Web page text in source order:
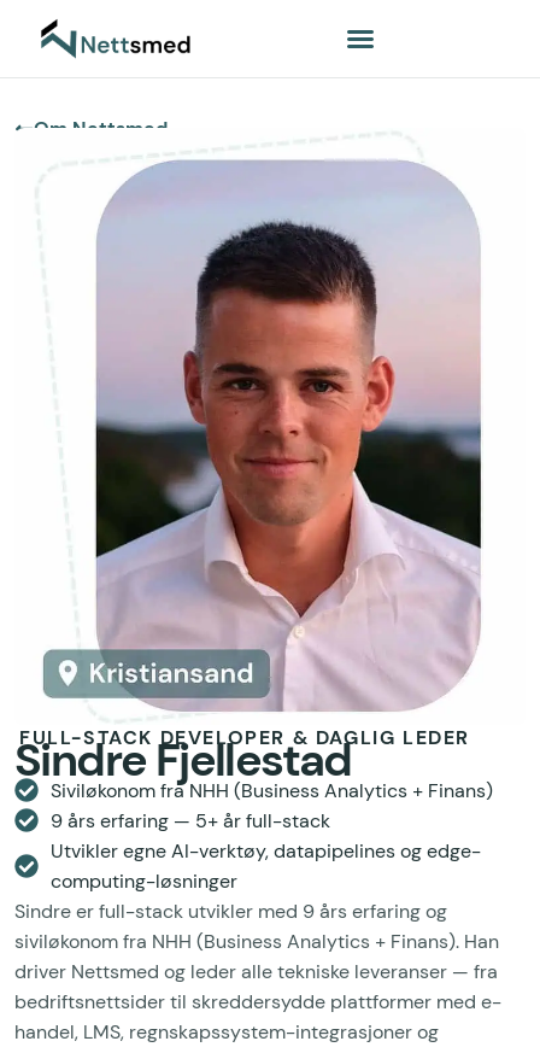
Om Nettsmed
FULL-STACK DEVELOPER & DAGLIG LEDER
Sindre Fjellestad
Siviløkonom fra NHH (Business Analytics + Finans)
9 års erfaring — 5+ år full-stack
Utvikler egne AI-verktøy, datapipelines og edge-
computing-løsninger
Sindre er full-stack utvikler med 9 års erfaring og
siviløkonom fra NHH (Business Analytics + Finans). Han
driver Nettsmed og leder alle tekniske leveranser — fra
bedriftsnettsider til skreddersydde plattformer med e-
handel, LMS, regnskapssystem-integrasjoner og